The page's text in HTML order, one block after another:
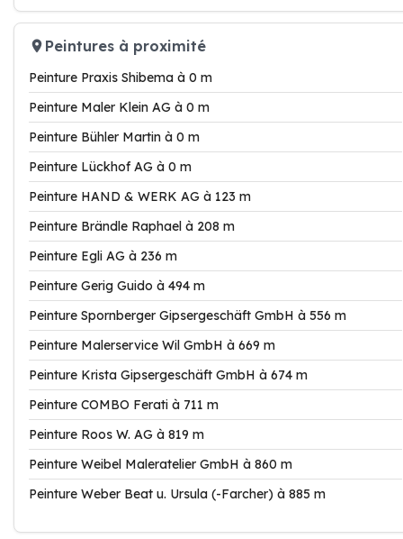
Peintures à proximité
Peinture Praxis Shibema à 0 m
Peinture Maler Klein AG à 0 m
Peinture Bühler Martin à 0 m
Peinture Lückhof AG à 0 m
Peinture HAND & WERK AG à 123 m
Peinture Brändle Raphael à 208 m
Peinture Egli AG à 236 m
Peinture Gerig Guido à 494 m
Peinture Spornberger Gipsergeschäft GmbH à 556 m
Peinture Malerservice Wil GmbH à 669 m
Peinture Krista Gipsergeschäft GmbH à 674 m
Peinture COMBO Ferati à 711 m
Peinture Roos W. AG à 819 m
Peinture Weibel Maleratelier GmbH à 860 m
Peinture Weber Beat u. Ursula (-Farcher) à 885 m